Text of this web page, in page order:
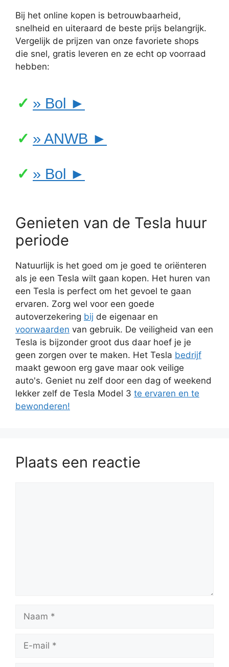
Bij het online kopen is betrouwbaarheid,
snelheid en uiteraard de beste prijs belangrijk.
Vergelijk de prijzen van onze favoriete shops
die snel, gratis leveren en ze echt op voorraad
hebben:
» Bol ►
» ANWB ►
» Bol ►
Genieten van de Tesla huur
periode
Natuurlijk is het goed om je goed te oriënteren
als je een Tesla wilt gaan kopen. Het huren van
een Tesla is perfect om het gevoel te gaan
ervaren. Zorg wel voor een goede
autoverzekering bij de eigenaar en
voorwaarden van gebruik. De veiligheid van een
Tesla is bijzonder groot dus daar hoef je je
geen zorgen over te maken. Het Tesla bedrijf
maakt gewoon erg gave maar ook veilige
auto's. Geniet nu zelf door een dag of weekend
lekker zelf de Tesla Model 3 te ervaren en te
bewonderen!
Plaats een reactie
mail